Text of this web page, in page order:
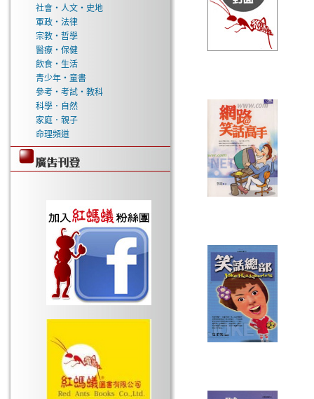
社會‧人文‧史地
軍政‧法律
宗教‧哲學
醫療‧保健
飲食‧生活
青少年‧童書
參考‧考試‧教科
科學．自然
家庭．親子
命理頻道